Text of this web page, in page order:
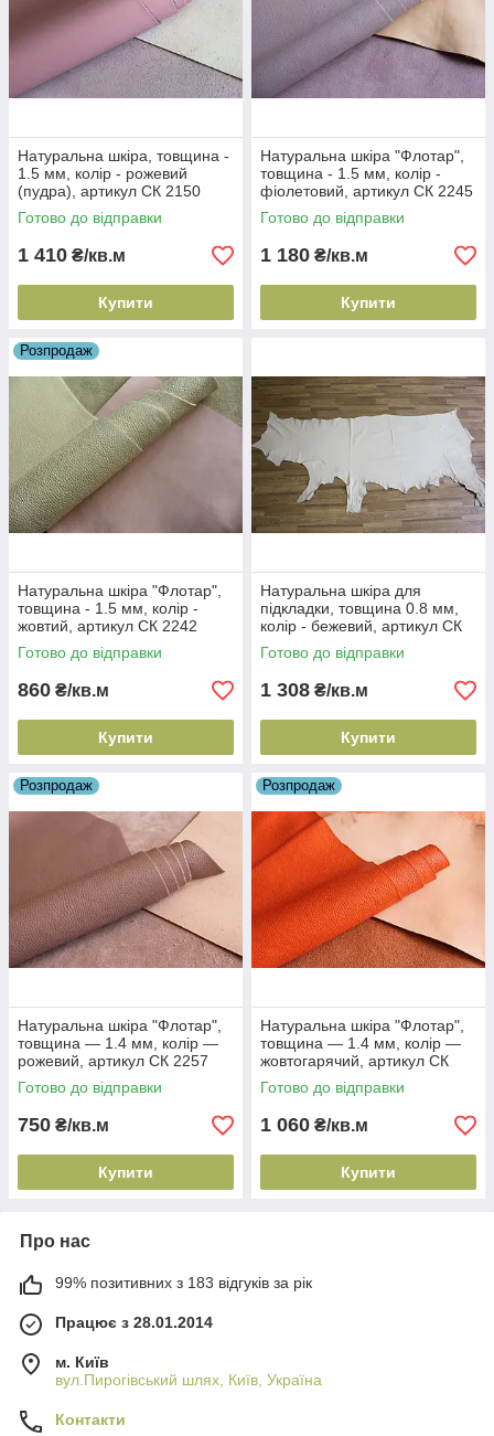
Натуральна шкіра, товщина -
1.5 мм, колір - рожевий
(пудра), артикул СК 2150
Готово до відправки
1 410 ₴/кв.м
Купити
Натуральна шкіра "Флотар",
товщина - 1.5 мм, колір -
фіолетовий, артикул СК 2245
Готово до відправки
1 180 ₴/кв.м
Купити
Розпродаж
Натуральна шкіра "Флотар",
товщина - 1.5 мм, колір -
жовтий, артикул СК 2242
Готово до відправки
860 ₴/кв.м
Купити
Натуральна шкіра для
підкладки, товщина 0.8 мм,
колір - бежевий, артикул СК
1324
Готово до відправки
1 308 ₴/кв.м
Купити
Розпродаж
Натуральна шкіра "Флотар",
товщина — 1.4 мм, колір —
рожевий, артикул СК 2257
Готово до відправки
750 ₴/кв.м
Купити
Розпродаж
Натуральна шкіра "Флотар",
товщина — 1.4 мм, колір —
жовтогарячий, артикул СК
2272
Готово до відправки
1 060 ₴/кв.м
Купити
Про нас
99% позитивних з 183 відгуків за рік
Працює з 28.01.2014
м. Київ
вул.Пирогівський шлях, Київ, Україна
Контакти